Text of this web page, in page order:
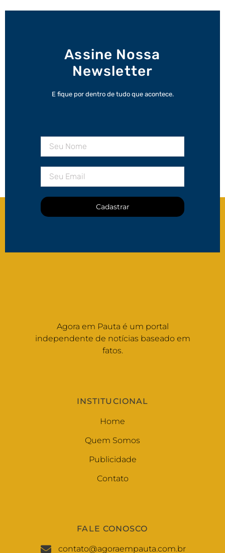
Assine Nossa
Newsletter
E fique por dentro de tudo que acontece.
Cadastrar
Agora em Pauta é um portal
independente de notícias baseado em
fatos.
INSTITUCIONAL
Home
Quem Somos
Publicidade
Contato
FALE CONOSCO
contato@agoraempauta.com.br